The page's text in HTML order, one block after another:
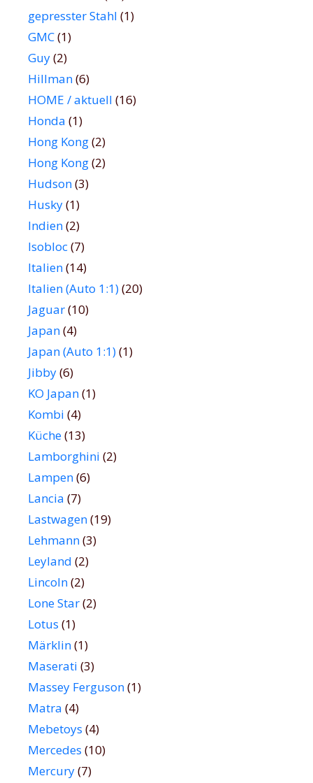
gepresster Stahl (1)
GMC(1)
Guy(2)
Hillman(6)
HOME / aktuell (16)
Honda (1)
Hong Kong(2)
Hong Kong(2)
Hudson(3)
Husky(1)
Indien(2)
Isobloc(7)
Italien(14)
Italien (Auto 1:1)(20)
Jaguar(10)
Japan(4)
Japan (Auto 1:1)(1)
Jibby(6)
KO Japan(1)
Kombi (4)
Küche(13)
Lamborghini (2)
Lampen(6)
Lancia (7)
Lastwagen(19)
Lehmann(3)
Leyland (2)
Lincoln(2)
Lone Star(2)
Lotus (1)
Märklin(1)
Maserati (3)
Massey Ferguson(1)
Matra (4)
Mebetoys (4)
Mercedes (10)
Mercury(7)